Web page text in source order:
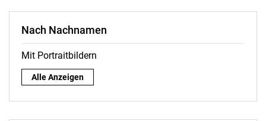
Nach Nachnamen
Mit Portraitbildern
Nach Nachnamen:
Alle Anzeigen